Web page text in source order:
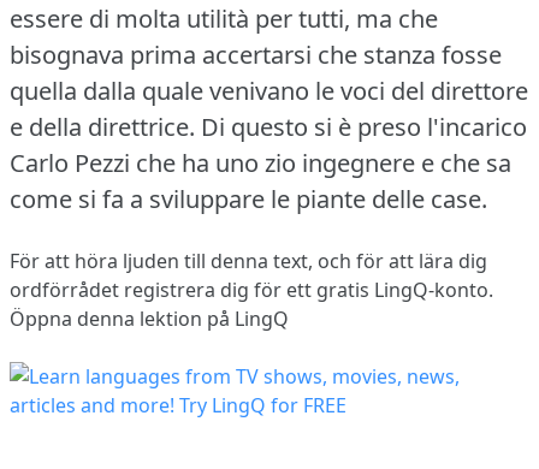
essere di molta utilità per tutti, ma che
bisognava prima accertarsi che stanza fosse
quella dalla quale venivano le voci del direttore
e della direttrice. Di questo si è preso l'incarico
Carlo Pezzi che ha uno zio ingegnere e che sa
come si fa a sviluppare le piante delle case.
För att höra ljuden till denna text, och för att lära dig
ordförrådet registrera dig för ett gratis LingQ-konto.
Öppna denna lektion på LingQ